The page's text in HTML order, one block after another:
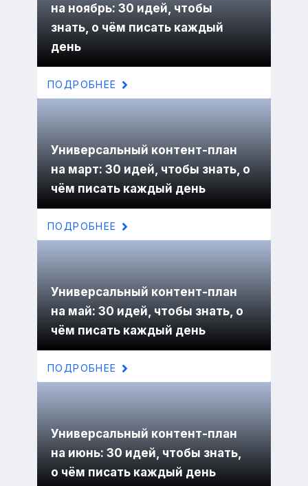
на ноябрь: 30 идей, чтобы
знать, о чём писать каждый
день
ПОДРОБНЕЕ
Универсальный контент-план
на март: 30 идей, чтобы знать, о
чём писать каждый день
ПОДРОБНЕЕ
Универсальный контент-план
на май: 30 идей, чтобы знать, о
чём писать каждый день
ПОДРОБНЕЕ
Универсальный контент-план
на июнь: 30 идей, чтобы знать,
о чём писать каждый день